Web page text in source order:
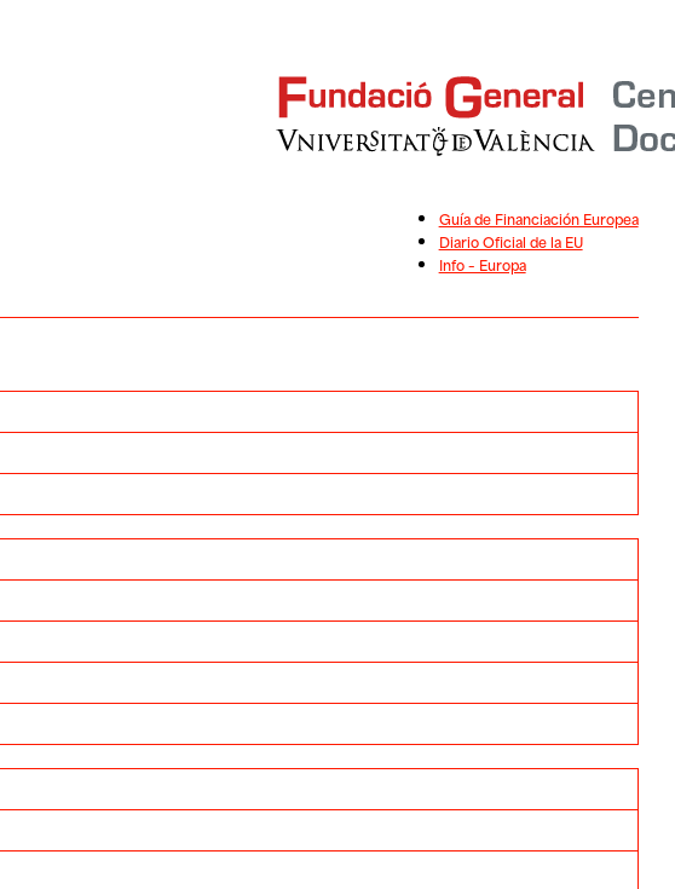
Guía de Financiación Europea
Diario Oficial de la EU
Info – Europa